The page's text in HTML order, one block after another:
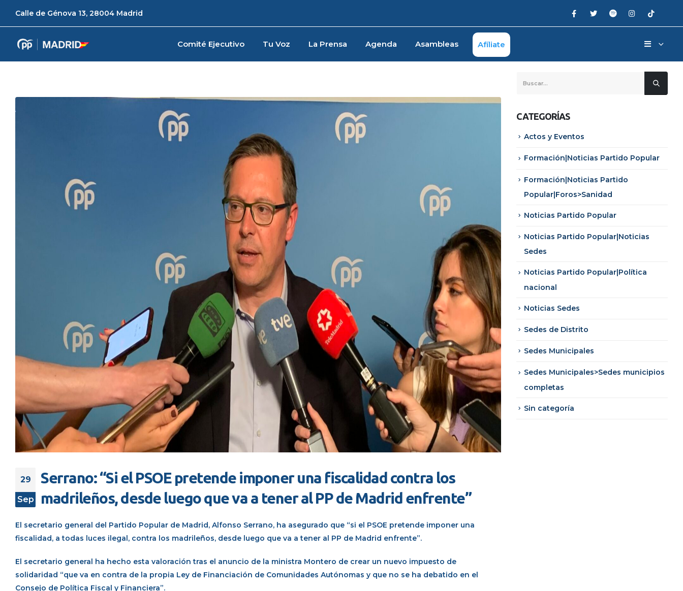
Calle de Génova 13, 28004 Madrid
Comité Ejecutivo Tu Voz La Prensa Agenda Asambleas Afíliate
29
Sep
Serrano: “Si el PSOE pretende imponer una fiscalidad contra los
madrileños, desde luego que va a tener al PP de Madrid enfrente”
El secretario general del Partido Popular de Madrid, Alfonso Serrano, ha asegurado que “si el PSOE pretende imponer una
fiscalidad, a todas luces ilegal, contra los madrileños, desde luego que va a tener al PP de Madrid enfrente”.
El secretario general ha hecho esta valoración tras el anuncio de la ministra Montero de crear un nuevo impuesto de
solidaridad “que va en contra de la propia Ley de Financiación de Comunidades Autónomas y que no se ha debatido en el
Consejo de Política Fiscal y Financiera”.
CATEGORÍAS
Actos y Eventos
Formación|Noticias Partido Popular
Formación|Noticias Partido
Popular|Foros>Sanidad
Noticias Partido Popular
Noticias Partido Popular|Noticias
Sedes
Noticias Partido Popular|Política
nacional
Noticias Sedes
Sedes de Distrito
Sedes Municipales
Sedes Municipales>Sedes municipios
completas
Sin categoría